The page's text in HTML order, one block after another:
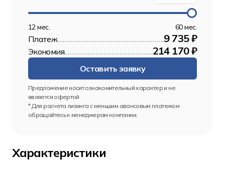
12 мес. 60 мес.
Платеж 9 735 ₽
Экономия 214 170 ₽
Оставить заявку
Предложение носит ознакомительный характер и не
является офертой
* Для расчета лизинга с меньшим авансовым платежом
обращайтесь к менеджерам компании.
Характеристики